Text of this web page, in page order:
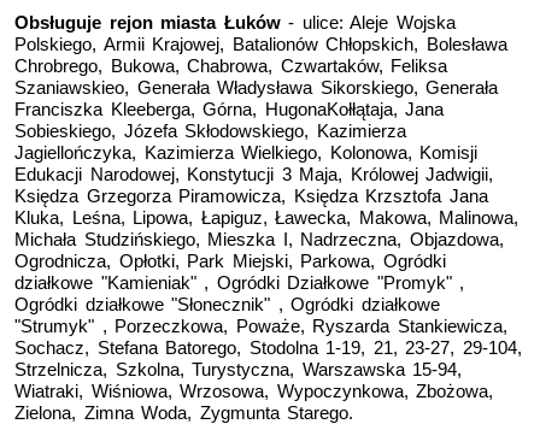
Obsługuje rejon miasta Łuków- ulice: Aleje Wojska
Polskiego, Armii Krajowej, Batalionów Chłopskich, Bolesława
Chrobrego, Bukowa, Chabrowa, Czwartaków, Feliksa
Szaniawskieo, Generała Władysława Sikorskiego, Generała
Franciszka Kleeberga, Górna, HugonaKołłątaja, Jana
Sobieskiego, Józefa Skłodowskiego, Kazimierza
Jagiellończyka, Kazimierza Wielkiego, Kolonowa, Komisji
Edukacji Narodowej, Konstytucji 3 Maja, Królowej Jadwigii,
Księdza Grzegorza Piramowicza, Księdza Krzsztofa Jana
Kluka, Leśna, Lipowa, Łapiguz, Ławecka, Makowa, Malinowa,
Michała Studzińskiego, Mieszka I, Nadrzeczna, Objazdowa,
Ogrodnicza, Opłotki, Park Miejski, Parkowa, Ogródki
działkowe "Kamieniak" , Ogródki Działkowe "Promyk" ,
Ogródki działkowe "Słonecznik" , Ogródki działkowe
"Strumyk" , Porzeczkowa, Poważe, Ryszarda Stankiewicza,
Sochacz, Stefana Batorego, Stodolna 1-19, 21, 23-27, 29-104,
Strzelnicza, Szkolna, Turystyczna, Warszawska 15-94,
Wiatraki, Wiśniowa, Wrzosowa, Wypoczynkowa, Zbożowa,
Zielona, Zimna Woda, Zygmunta Starego.